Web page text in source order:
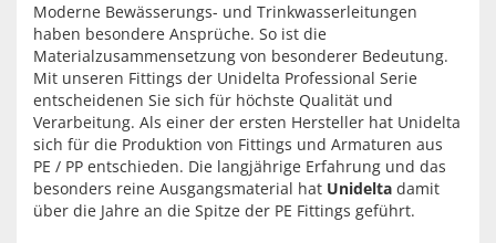
Moderne Bewässerungs- und Trinkwasserleitungen
haben besondere Ansprüche. So ist die
Materialzusammensetzung von besonderer Bedeutung.
Mit unseren Fittings der Unidelta Professional Serie
entscheidenen Sie sich für höchste Qualität und
Verarbeitung. Als einer der ersten Hersteller hat Unidelta
sich für die Produktion von Fittings und Armaturen aus
PE / PP entschieden. Die langjährige Erfahrung und das
besonders reine Ausgangsmaterial hat Unidelta damit
über die Jahre an die Spitze der PE Fittings geführt.